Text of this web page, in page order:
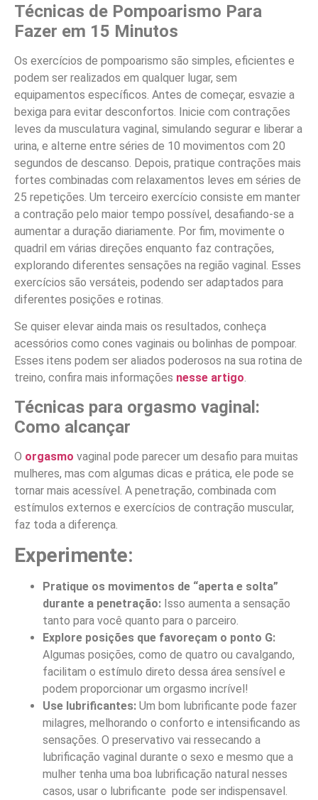
Técnicas de Pompoarismo Para
Fazer em 15 Minutos
Os exercícios de pompoarismo são simples, eficientes e
podem ser realizados em qualquer lugar, sem
equipamentos específicos. Antes de começar, esvazie a
bexiga para evitar desconfortos. Inicie com contrações
leves da musculatura vaginal, simulando segurar e liberar a
urina, e alterne entre séries de 10 movimentos com 20
segundos de descanso. Depois, pratique contrações mais
fortes combinadas com relaxamentos leves em séries de
25 repetições. Um terceiro exercício consiste em manter
a contração pelo maior tempo possível, desafiando-se a
aumentar a duração diariamente. Por fim, movimente o
quadril em várias direções enquanto faz contrações,
explorando diferentes sensações na região vaginal. Esses
exercícios são versáteis, podendo ser adaptados para
diferentes posições e rotinas.
Se quiser elevar ainda mais os resultados, conheça
acessórios como cones vaginais ou bolinhas de pompoar.
Esses itens podem ser aliados poderosos na sua rotina de
treino, confira mais informações nesse artigo.
Técnicas para orgasmo vaginal:
Como alcançar
O orgasmo vaginal pode parecer um desafio para muitas
mulheres, mas com algumas dicas e prática, ele pode se
tornar mais acessível. A penetração, combinada com
estímulos externos e exercícios de contração muscular,
faz toda a diferença.
Experimente:
Pratique os movimentos de “aperta e solta”
durante a penetração: Isso aumenta a sensação
tanto para você quanto para o parceiro.
Explore posições que favoreçam o ponto G:
Algumas posições, como de quatro ou cavalgando,
facilitam o estímulo direto dessa área sensível e
podem proporcionar um orgasmo incrível!
Use lubrificantes: Um bom lubrificante pode fazer
milagres, melhorando o conforto e intensificando as
sensações. O preservativo vai ressecando a
lubrificação vaginal durante o sexo e mesmo que a
mulher tenha uma boa lubrificação natural nesses
casos, usar o lubrificante pode ser indispensavel.